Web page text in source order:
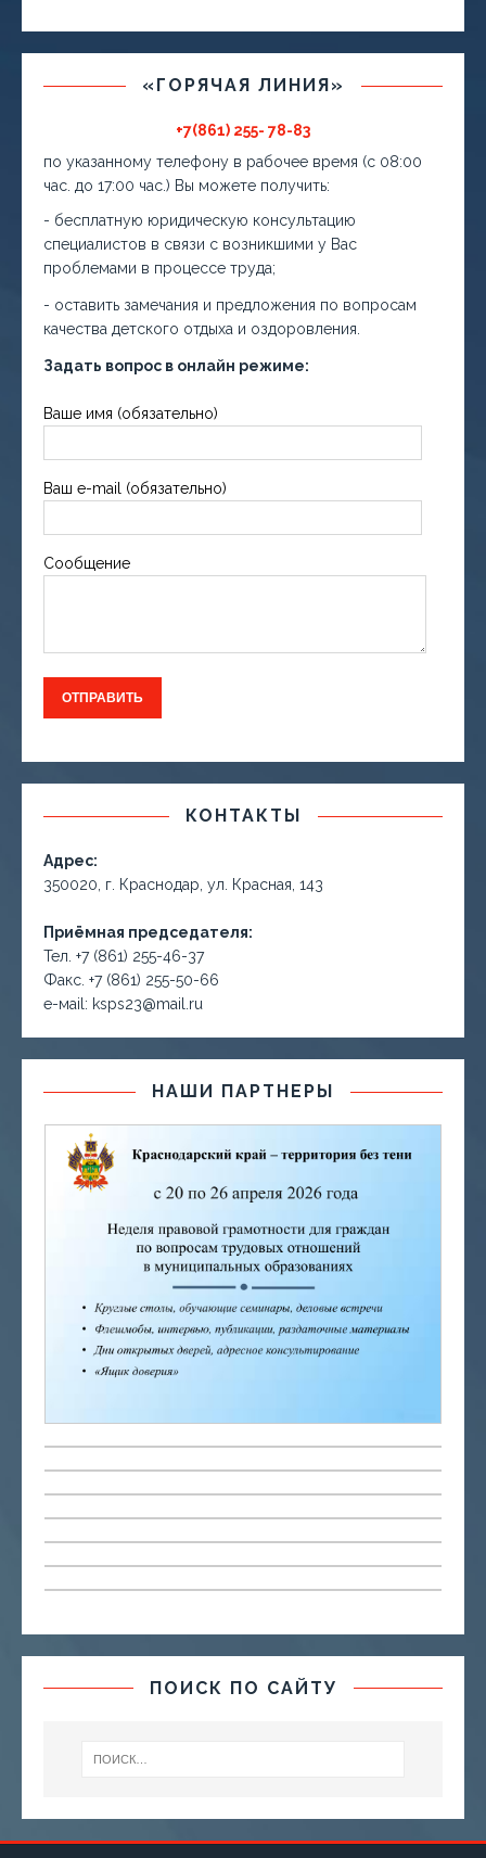
«ГОРЯЧАЯ ЛИНИЯ»
+7(861) 255- 78-83
по указанному телефону в рабочее время (с 08:00
час. до 17:00 час.) Вы можете получить:
- бесплатную юридическую консультацию
специалистов в связи с возникшими у Вас
проблемами в процессе труда;
- оставить замечания и предложения по вопросам
качества детского отдыха и оздоровления.
Задать вопрос в онлайн режиме:
Ваше имя (обязательно)
Ваш e-mail (обязательно)
Сообщение
КОНТАКТЫ
Адрес:
350020, г. Краснодар, ул. Красная, 143
Приёмная председателя:
Тел. +7 (861) 255-46-37
Факс. +7 (861) 255-50-66
е-маil: ksps23@mail.ru
НАШИ ПАРТНЕРЫ
ПОИСК ПО САЙТУ